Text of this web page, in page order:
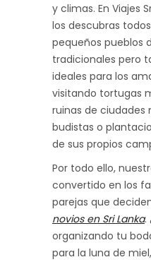
y climas. En Viajes
los descubras
pequeños pueblos
tradicionales pero
ideales para los
visitando tortugas
ruinas de ciudades
budistas o
de sus propios
Por todo ello,
convertido en los
parejas que
novios en Sri Lanka.
organizando tu
para la luna de